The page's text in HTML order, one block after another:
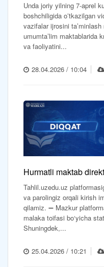
Unda joriy yilning 7-aprel
boshchiligida oʻtkazilgan
vazifalar ijrosini
umumtaʼlim maktablarida
va faoliyatini...
28.04.2026 / 10:04
Hurmatli maktab
Tahlil.uzedu.uz
va parolingiz orqali kirish
qilamiz. ➖ Mazkur
malaka toifasi bo‘yicha
Shuningdek,...
25.04.2026 / 10:21